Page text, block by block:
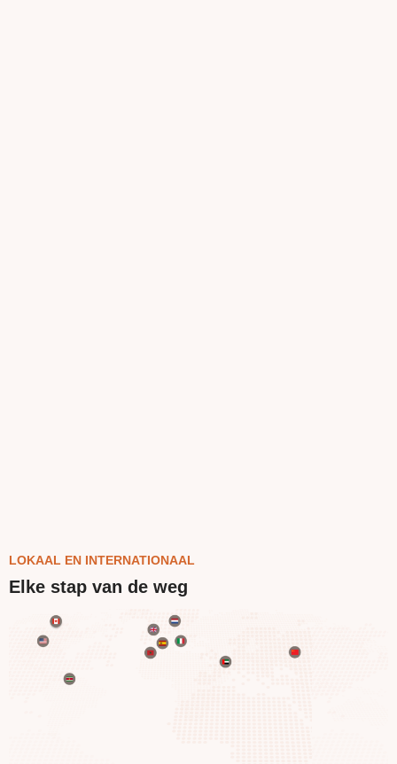
LOKAAL EN INTERNATIONAAL
Elke stap van de weg